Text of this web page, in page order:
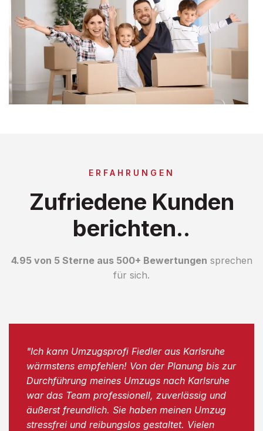
ERFAHRUNGEN
Zufriedene Kunden
berichten..
4.95 von 5 Sterne aus 500+ Bewertungen sprechen
für sich.
"Ich kann Umzugsprofi Fiedler aus Karlsruhe
wärmstens empfehlen! Von der Planung bis zur
Durchführung meines Umzugs nach Karlsruhe
war das Team professionell, zuverlässig und
äußerst freundlich. Sie haben meinen Umzug
stressfrei und reibungslos gestaltet. Vielen